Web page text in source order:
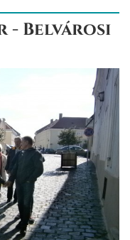
- Belvárosi